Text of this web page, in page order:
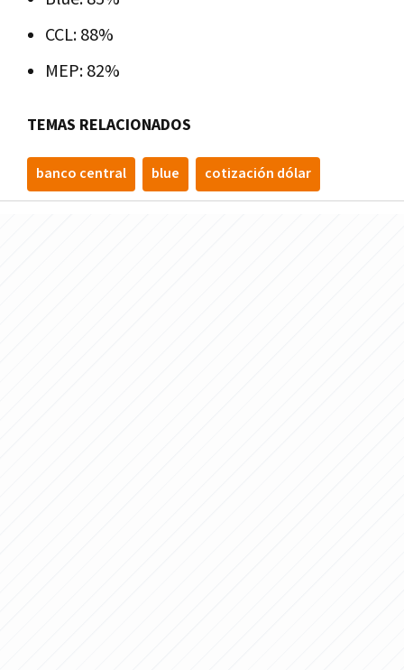
CCL: 88%
MEP: 82%
TEMAS RELACIONADOS
banco central blue cotización dólar